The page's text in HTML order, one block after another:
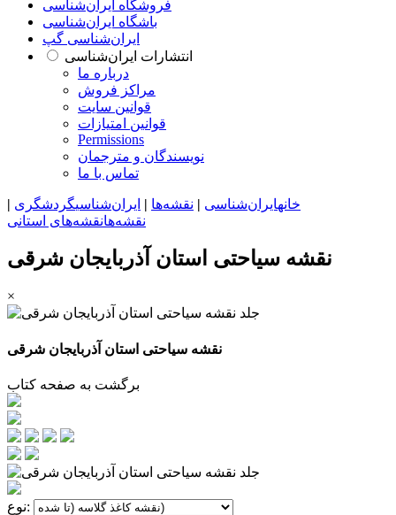
فروشگاه ایران‌شناسی
باشگاه ایران‌شناسی
ایران‌شناسی گپ
انتشارات ایران‌شناسی
درباره ما
مراکز فروش
قوانین سایت
قوانین امتیازات
Permissions
نویسندگان و مترجمان
تماس با ما
خانهایران‌شناسی | نقشه‌ها | ایران‌شناسیگردشگری |
نقشه‌هانقشه‌های استانی
نقشه سیاحتی استان آذربایجان شرقی
×
نقشه سیاحتی استان آذربایجان شرقی
برگشت به صفحه کتاب
نوع: